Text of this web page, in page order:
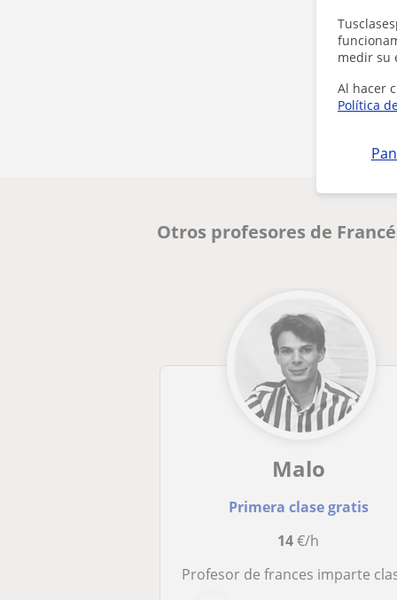
medir su
Al hacer
Política
Otros profesores de
Malo
Primera clase gratis
14€/h
Profesor de frances imparte clases particulares a nino de todos las